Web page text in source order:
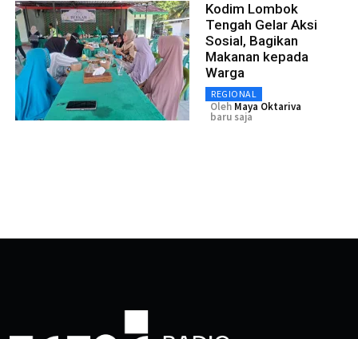
Kodim Lombok
Tengah Gelar Aksi
Sosial, Bagikan
Makanan kepada
Warga
REGIONAL
Oleh Maya Oktariva
baru saja